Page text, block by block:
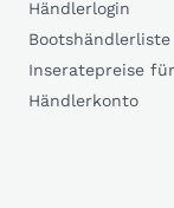
Händlerlogin
Bootshändlerliste
Inseratepreise
Händlerkonto